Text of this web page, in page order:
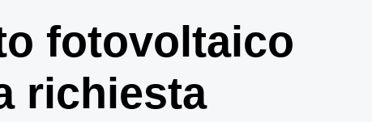
fotovoltaico
richiesta